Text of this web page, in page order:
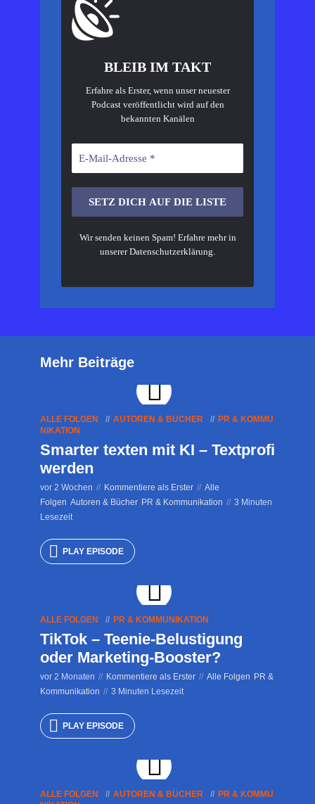
BLEIB IM TAKT
Erfahre als Erster, wenn unser neuester
Podcast veröffentlicht wird auf den
bekannten Kanälen
Wir senden keinen Spam! Erfahre mehr in
unsererDatenschutzerklärung
Mehr Beiträge
ALLE FOLGEN AUTOREN & BÜCHER
PR & KOMMU
NIKATION
Smarter texten mit KI – Textprofi
werden
vor 2 Wochen Kommentiere als Erster
Alle
Folgen Autoren & Bücher PR & Kommunikation
3 Minuten
Lesezeit
PLAY EPISODE
ALLE FOLGEN PR & KOMMUNIKATION
TikTok – Teenie-Belustigung
oder Marketing-Booster?
vor 2 Monaten Kommentiere als Erster Alle Folgen PR &
Kommunikation
3 Minuten Lesezeit
PLAY EPISODE
ALLE FOLGEN AUTOREN & BÜCHER
PR & KOMMU